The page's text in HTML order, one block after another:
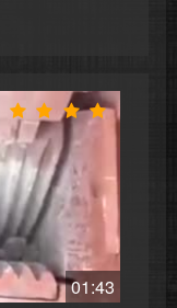
01:43